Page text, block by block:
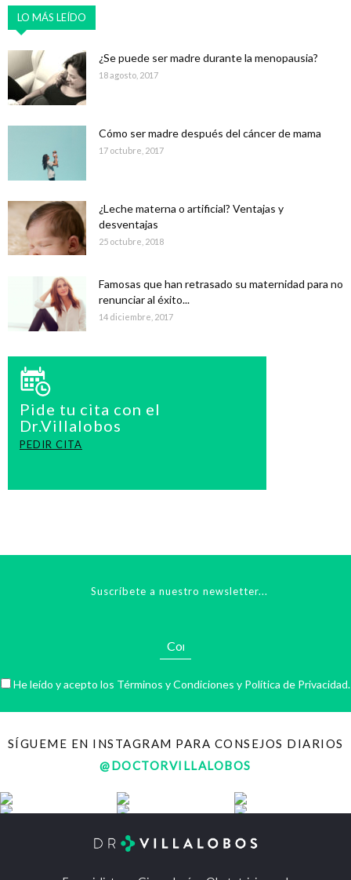
LO MÁS LEÍDO
¿Se puede ser madre durante la menopausia?
18 agosto, 2017
Cómo ser madre después del cáncer de mama
17 octubre, 2017
¿Leche materna o artificial? Ventajas y
desventajas
25 octubre, 2018
Famosas que han retrasado su maternidad para no
renunciar al éxito...
14 diciembre, 2017
Pide tu cita con el
Dr.Villalobos
PEDIR CITA
Suscríbete a nuestro newsletter...
He leído y acepto los Términos y Condiciones y Política de Privacidad.
SÍGUEME EN INSTAGRAM PARA CONSEJOS DIARIOS
@DOCTORVILLALOBOS